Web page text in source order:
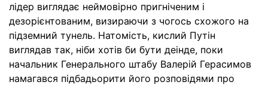
лідер виглядає неймовірно пригніченим і
дезорієнтованим, визираючи з чогось схожого на
підземний тунель. Натомість, кислий Путін
виглядав так, ніби хотів би бути деінде, поки
начальник Генерального штабу Валерій Герасимов
намагався підбадьорити його розповідями про